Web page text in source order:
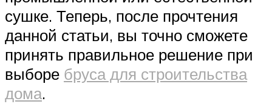
сушке. Теперь, после прочтения
данной статьи, вы точно сможете
принять правильное решение при
выборе бруса для строительства
дома.